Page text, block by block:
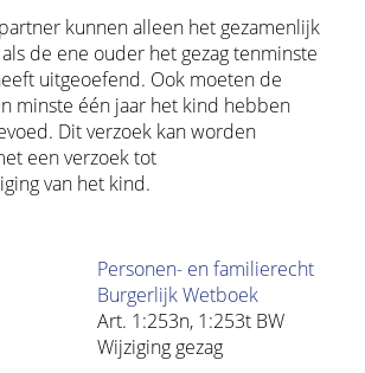
kunnen alleen het gezamenlijk
als de ene ouder het gezag tenminste
uitgeoefend. Ook moeten de
minste één jaar het kind hebben
Dit verzoek kan worden
een verzoek tot
van het kind.
Personen- en familierecht
Burgerlijk Wetboek
Art. 1:253n, 1:253t BW
Wijziging gezag